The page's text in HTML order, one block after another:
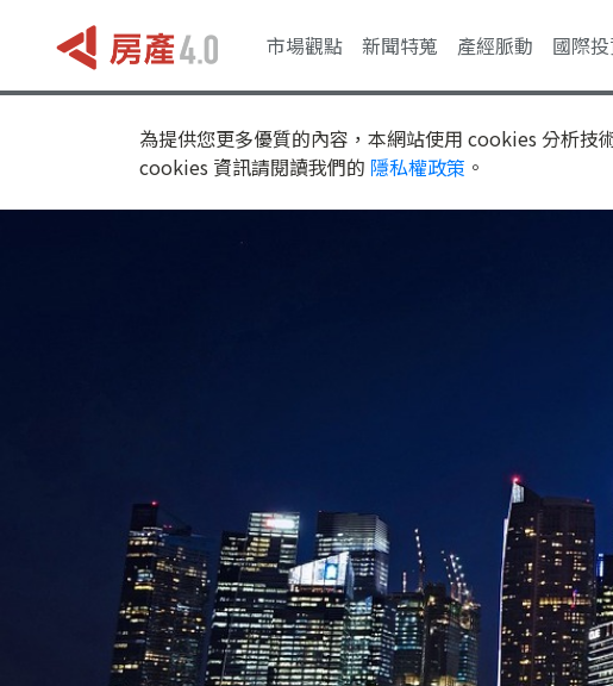
市場觀點 新聞特蒐 產經脈動 國際
為提供您更多優質的內容，本網站使用 cookies 分析
cookies 資訊請閱讀我們的 隱私權政策 。